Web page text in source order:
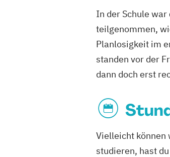
In der Schule
teilgenommen,
Planlosigkeit im
standen vor der
dann doch erst
Vielleicht können
studieren, hast